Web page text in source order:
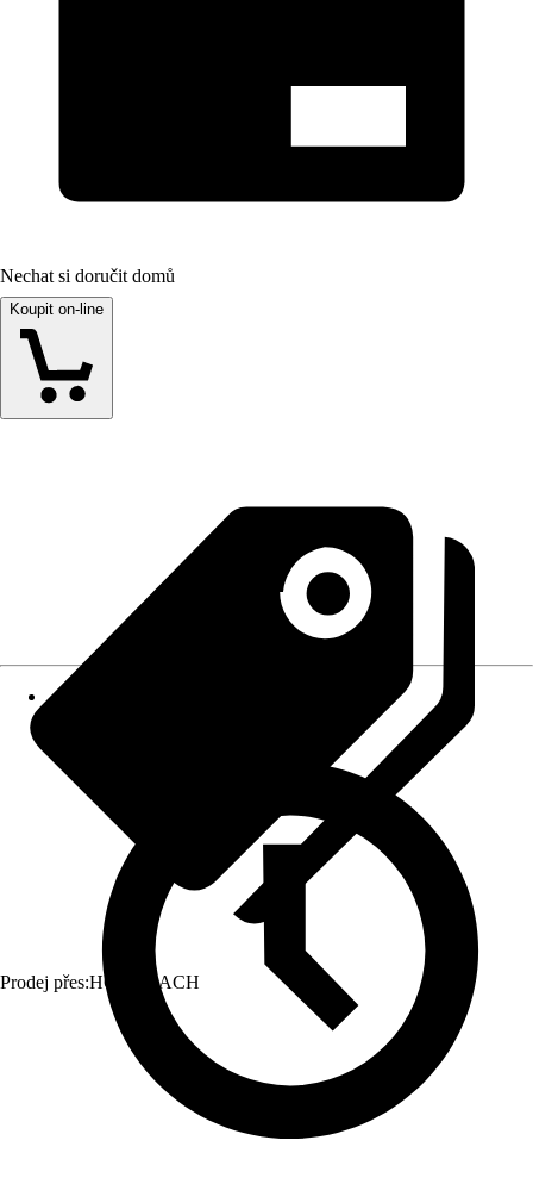
Nechat si doručit domů
Koupit on-line
Prodej přes:HORNBACH